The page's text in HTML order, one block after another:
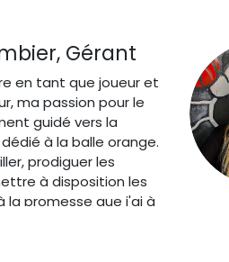
Gérant
en tant que joueur et
ma passion pour le
guidé vers la
à la balle orange.
prodiguer les
à disposition les
la promesse que j'ai à